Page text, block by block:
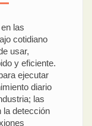
las
cotidiano
usar,
y eficiente.
ejecutar
diario
las
la detección